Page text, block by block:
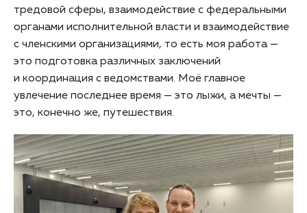
тредовой сферы, взаимодействие с федеральными
органами исполнительной власти и взаимодействие
с членскими организациями, то есть моя работа —
это подготовка различных заключений
и координация с ведомствами. Моё главное
увлечение последнее время — это лыжи, а мечты —
это, конечно же, путешествия.